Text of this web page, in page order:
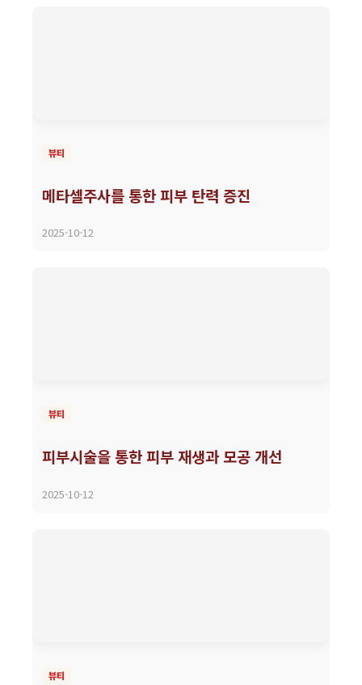
뷰티
메타셀주사를 통한 피부 탄력 증진
2025-10-12
뷰티
피부시술을 통한 피부 재생과 모공 개선
2025-10-12
뷰티